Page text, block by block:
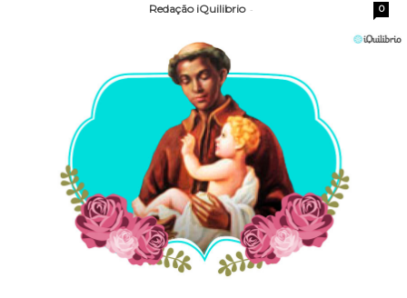
Redação iQuilibrio - 0